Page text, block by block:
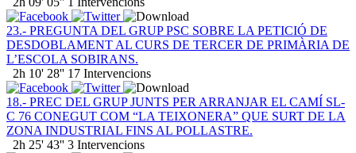
23.- PREGUNTA DEL GRUP PSC SOBRE LA PETICIÓ DE
DESDOBLAMENT AL CURS DE TERCER DE PRIMÀRIA DE
L’ESCOLA SOBIRANS.
2h 10' 28'' 17 Intervencions
18.- PREC DEL GRUP JUNTS PER ARRANJAR EL CAMÍ SL-
C 76 CONEGUT COM “LA TEIXONERA” QUE SURT DE LA
ZONA INDUSTRIAL FINS AL POLLASTRE.
2h 25' 43'' 3 Intervencions